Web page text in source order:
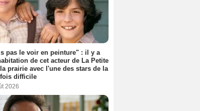
pas le voir en peinture" : il y a
de cet acteur de La Petite
prairie avec l'une des stars de la
difficile
2026